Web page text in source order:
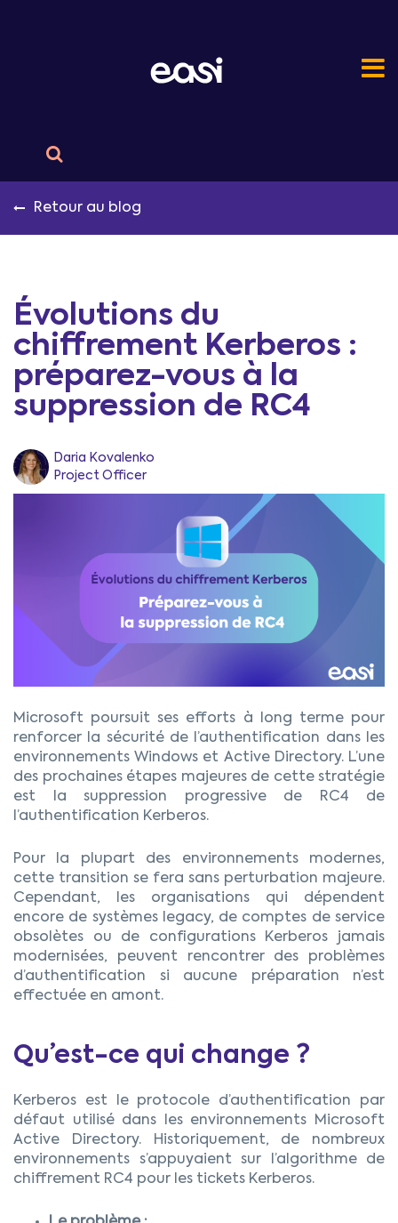
Retour au blog
Évolutions du
chiffrement Kerberos :
préparez-vous à la
suppression de RC4
Daria Kovalenko
Project Officer
Microsoft poursuit ses efforts à long terme pour
renforcer la sécurité de l’authentification dans les
environnements Windows et Active Directory. L’une
des prochaines étapes majeures de cette stratégie
est la suppression progressive de RC4 de
l’authentification Kerberos.
Pour la plupart des environnements modernes,
cette transition se fera sans perturbation majeure.
Cependant, les organisations qui dépendent
encore de systèmes legacy, de comptes de service
obsolètes ou de configurations Kerberos jamais
modernisées, peuvent rencontrer des problèmes
d’authentification si aucune préparation n’est
effectuée en amont.
Qu’est-ce qui change ?
Kerberos est le protocole d’authentification par
défaut utilisé dans les environnements Microsoft
Active Directory. Historiquement, de nombreux
environnements s’appuyaient sur l’algorithme de
chiffrement RC4 pour les tickets Kerberos.